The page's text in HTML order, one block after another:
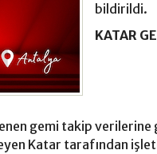
bildirildi.
KATAR
gemi takip verilerine
Katar tarafından